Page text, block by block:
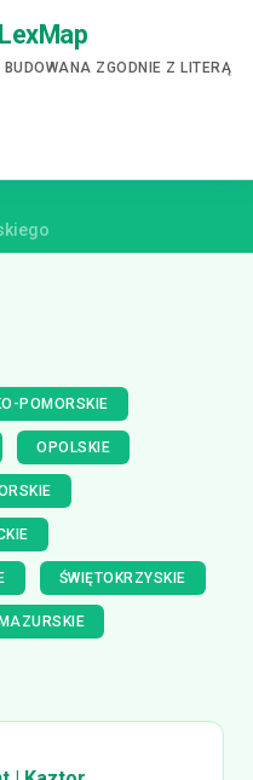
BUDOWANA ZGODNIE Z LITERĄ
POMORSKIE
OPOLSKIE
ŚWIĘTOKRZYSKIE